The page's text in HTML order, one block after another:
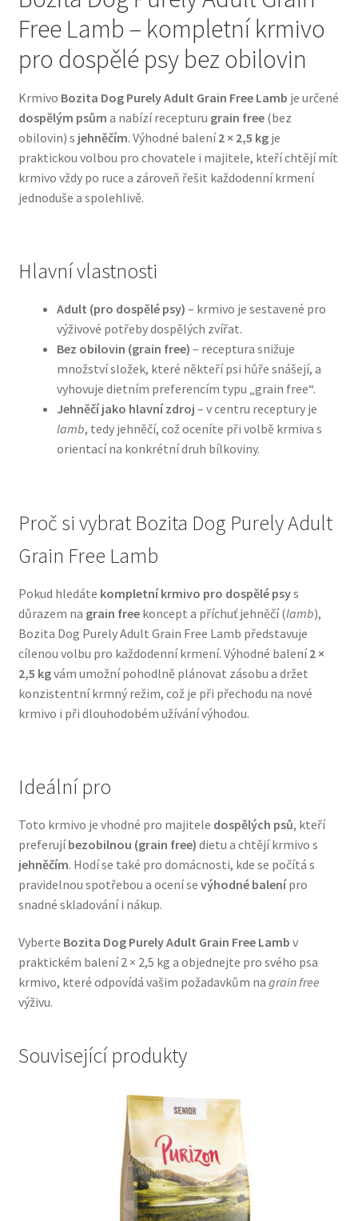
Bozita pro psy — Švédské krmivo s nordickou kvalitou
Granule pro psy
Natural Trainer pro psy — Italské krmivo s
přírodními složkami
Hill’s pro psy
Hračky pro psy
Konzervy a kapsičky pro psy
N&D Farmina pro psy — Italské holistic krmivo
Oblečky pro psy
Pelíšky pro psy
Ortopedické pelíšky
Přepravky pro psy
Purizon pro psy — Vysoký obsah masa, bez obilovin
Royal Canin pro psy
Vodítka a obojky
Wolf of Wilderness
Free Lamb – kompletní krmivo
pro dospělé psy bez obilovin
Krmivo Bozita Dog Purely Adult Grain Free Lamb je určené
dospělým psům a nabízí recepturu grain free(bez
obilovin) s jehněčím. Výhodné balení2 × 2,5 kgje
praktickou volbou pro chovatele i majitele, kteří chtějí mít
krmivo vždy po ruce a zároveň řešit každodenní krmení
jednoduše a spolehlivě.
Hlavní vlastnosti
Adult (pro dospělé psy) – krmivo je sestavené pro
výživové potřeby dospělých zvířat.
Bez obilovin (grain free) – receptura snižuje
množství složek, které někteří psi hůře snášejí, a
vyhovuje dietním preferencím typu „grain free“.
Jehněčí jako hlavní zdroj – v centru receptury je
lamb, tedy jehněčí, což oceníte při volbě krmiva s
orientací na konkrétní druh bílkoviny.
Proč si vybrat Bozita Dog Purely Adult
Grain Free Lamb
Pokud hledáte kompletní krmivo pro dospělé psys
důrazem na grain freekoncept a příchuť jehněčí (lamb),
Bozita Dog Purely Adult Grain Free Lamb představuje
cílenou volbu pro každodenní krmení. Výhodné balení2 ×
2,5 kgvám umožní pohodlně plánovat zásobu a držet
konzistentní krmný režim, což je při přechodu na nové
krmivo i při dlouhodobém užívání výhodou.
Ideální pro
Toto krmivo je vhodné pro majitele dospělých psů, kteří
preferujíbezobilnou (grain free) dietu a chtějí krmivo s
jehněčím. Hodí se také pro domácnosti, kde se počítá s
pravidelnou spotřebou a ocení se výhodné balenípro
snadné skladování i nákup.
Vyberte Bozita Dog Purely Adult Grain Free Lamb v
praktickém balení 2 × 2,5 kg a objednejte pro svého psa
krmivo, které odpovídá vašim požadavkům na grain free
výživu.
Související produkty